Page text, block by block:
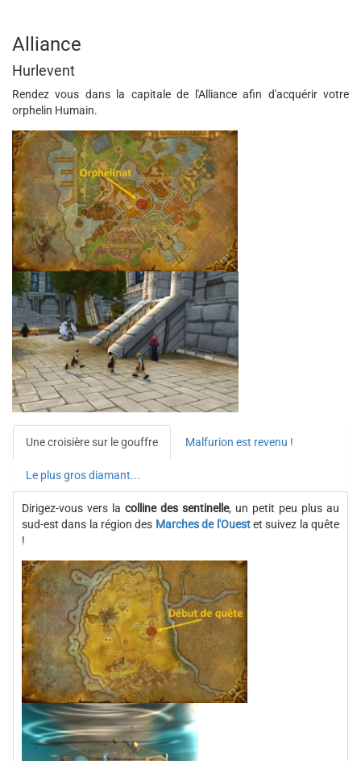
Alliance
Hurlevent
Rendez vous dans la capitale de l'Alliance afin d'acquérir votre
orphelin Humain.
Une croisière sur le gouffre Malfurion est revenu !
Le plus gros diamant...
Dirigez-vous vers la colline des sentinelle, un petit peu plus au
sud-est dans la région des Marches de l'Ouestet suivez la quête
!